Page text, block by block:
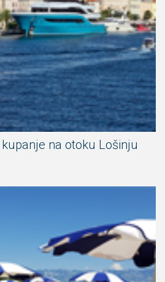
na otoku Lošinju